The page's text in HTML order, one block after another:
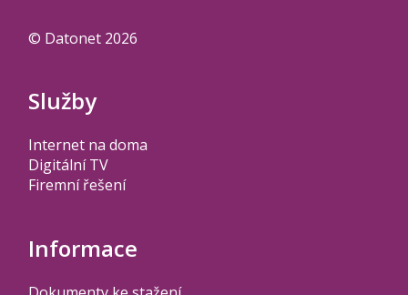
© Datonet 2026
Služby
Internet na doma
Digitální TV
Firemní řešení
Informace